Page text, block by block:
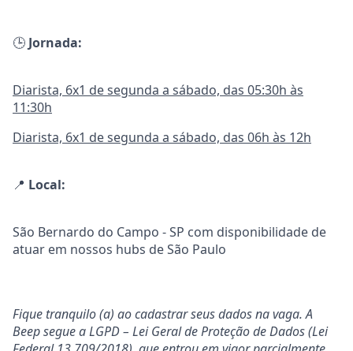
🕒 Jornada:
Diarista, 6x1 de segunda a sábado, das 05:30h às
11:30h
Diarista, 6x1 de segunda a sábado, das 06h às 12h
📍 Local:
São Bernardo do Campo - SP com disponibilidade de
atuar em nossos hubs de São Paulo
Fique tranquilo (a) ao cadastrar seus dados na vaga. A
Beep segue a LGPD – Lei Geral de Proteção de Dados (Lei